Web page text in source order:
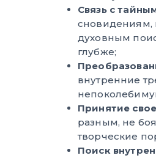
Связь с
сновидениям,
духовным
глубже;
внутренние
Принятие
разным, не
творческие
Поиск